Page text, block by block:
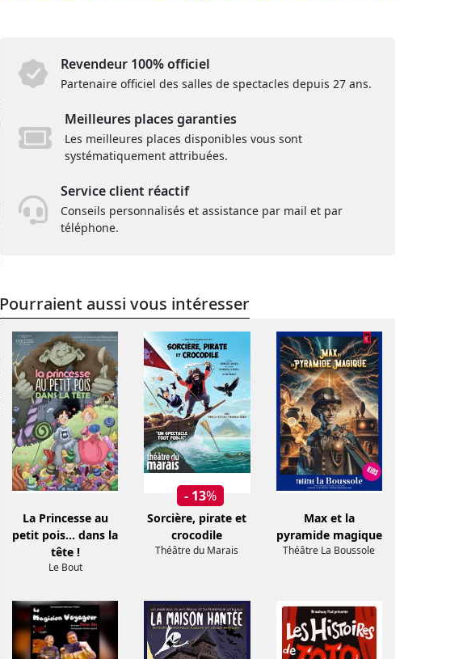
Revendeur 100% officiel
Partenaire officiel des salles de spectacles depuis 27 ans.
Meilleures places garanties
Les meilleures places disponibles vous sont
systématiquement attribuées.
Service client réactif
Conseils personnalisés et assistance par mail et par
téléphone.
Pourraient aussi vous intéresser
La Princesse au
petit pois... dans la
tête !
Le Bout
- 13%
Sorcière, pirate et
crocodile
Théâtre du Marais
Max et la
pyramide magique
Théâtre La Boussole